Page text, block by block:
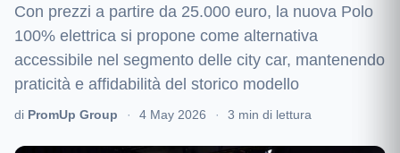
Con prezzi a partire da 25.000 euro, la nuova Polo
100% elettrica si propone come alternativa
accessibile nel segmento delle city car, mantenendo
praticità e affidabilità del storico modello
di PromUp Group · 4 May 2026 · 3 min di lettura